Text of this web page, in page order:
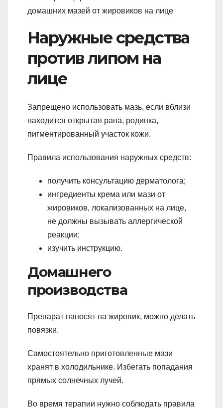
Наружные средства
против липом на
лице
Запрещено использовать мазь, если вблизи
находится открытая рана, родинка,
пигментированный участок кожи.
Правила использования наружных средств:
получить консультацию дерматолога;
ингредиенты крема или мази от
жировиков, локализованных на лице,
не должны вызывать аллергической
реакции;
изучить инструкцию.
Домашнего
производства
Препарат наносят на жировик, можно делать
повязки.
Самостоятельно приготовленные мази
хранят в холодильнике. Избегать попадания
прямых солнечных лучей.
Во время терапии нужно соблюдать правила